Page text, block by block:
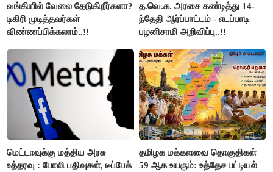
வங்கியில் வேலை தேடுகிறீர்களா?
டிகிரி முடித்தவர்கள்
விண்ணப்பிக்கலாம்..!!
த.வெ.க. அரசை கண்டித்து 14-
ந்தேதி ஆர்ப்பாட்டம் - எடப்பாடி
பழனிசாமி அறிவிப்பு..!!
மெட்டாவுக்கு மத்திய அரசு
உத்தரவு : போலி பதிவுகள், டீப்பேக்
தமிழக மக்களவை தொகுதிகள்
59 ஆக உயரும்: உத்தேச பட்டியல்